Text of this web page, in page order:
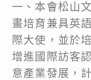
一、本會松山
畫培育兼具英
際大使，並於
增進國際訪客
意產業發展，